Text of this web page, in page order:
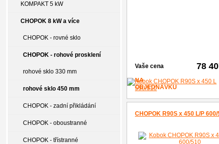
Vaše cena 78
NA
OBJEDNÁVKU
CHOPOK R90S x 450 L/P 600/
KOMPAKT 5 kW
CHOPOK 8 kW a více
CHOPOK - rovné sklo
CHOPOK - rohové prosklení
rohové sklo 330 mm
rohové sklo 450 mm
CHOPOK - zadní přikládání
CHOPOK - oboustranné
CHOPOK - třístranné